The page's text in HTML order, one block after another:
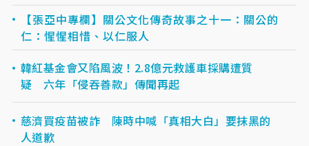
【張亞中專欄】關公文化傳奇故事之十一：關公的
仁：惺惺相惜、以仁服人
韓紅基金會又陷風波！2.8億元救護車採購遭質
疑 六年「侵吞善款」傳聞再起
慈濟買疫苗被詐 陳時中喊「真相大白」要抹黑的
人道歉